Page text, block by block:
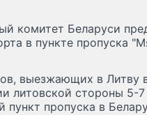
комитет Беларуси
в пункте пропуска
выезжающих в
литовской стороны 5-7
пропуска в